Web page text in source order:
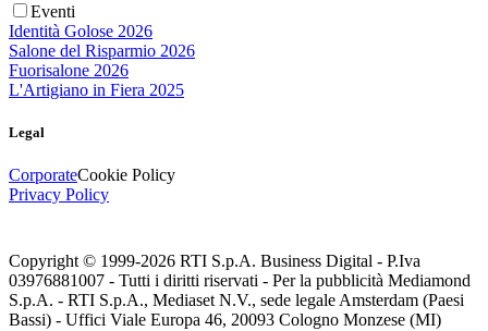
Eventi
Identità Golose 2026
Salone del Risparmio 2026
Fuorisalone 2026
L'Artigiano in Fiera 2025
Legal
CorporateCookie Policy
Privacy Policy
Copyright © 1999-2026 RTI S.p.A. Business Digital - P.Iva
03976881007 - Tutti i diritti riservati - Per la pubblicità Mediamond
S.p.A. - RTI S.p.A., Mediaset N.V., sede legale Amsterdam (Paesi
Bassi) - Uffici Viale Europa 46, 20093 Cologno Monzese (MI)